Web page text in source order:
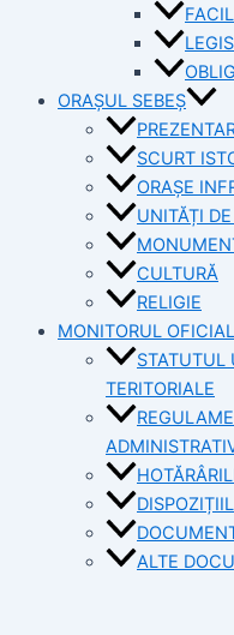
ORAȘUL SEBEȘ
SCURT
ORAȘE
UNITĂȚI
CULTURĂ
RELIGIE
MONITORUL
STATUTUL
TERITORIALE
ALTE